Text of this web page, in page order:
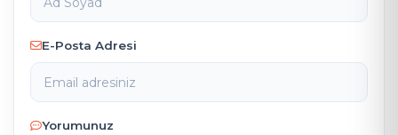
E-Posta Adresi
Yorumunuz